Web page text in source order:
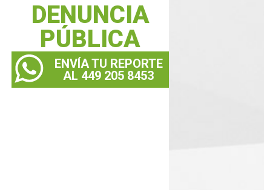
DENUNCIA
PÚBLICA
ENVÍA TU REPORTE
AL 449 205 8453